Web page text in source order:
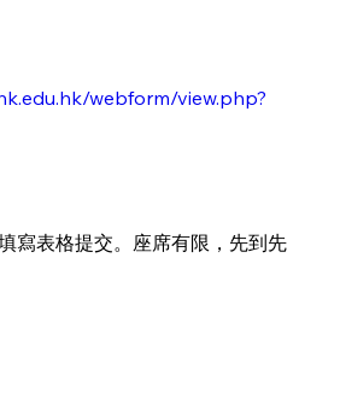
webform/view.php?
寫表格提交。座席有限，先到先